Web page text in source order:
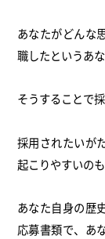
あなたがどんな
職したというあ
そうすることで
採用されたいが
起こりやすいのも
あなた自身の歴
応募書類で、あ